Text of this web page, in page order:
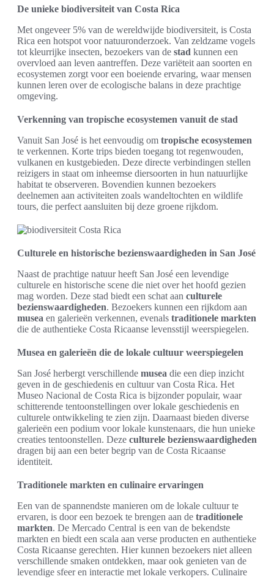
De unieke biodiversiteit van Costa Rica
Met ongeveer 5% van de wereldwijde biodiversiteit, is Costa
Rica een hotspot voor natuuronderzoek. Van zeldzame vogels
tot kleurrijke insecten, bezoekers van de stad kunnen een
overvloed aan leven aantreffen. Deze variëteit aan soorten en
ecosystemen zorgt voor een boeiende ervaring, waar mensen
kunnen leren over de ecologische balans in deze prachtige
omgeving.
Verkenning van tropische ecosystemen vanuit de stad
Vanuit San José is het eenvoudig om tropische ecosystemen
te verkennen. Korte trips bieden toegang tot regenwouden,
vulkanen en kustgebieden. Deze directe verbindingen stellen
reizigers in staat om inheemse diersoorten in hun natuurlijke
habitat te observeren. Bovendien kunnen bezoekers
deelnemen aan activiteiten zoals wandeltochten en wildlife
tours, die perfect aansluiten bij deze groene rijkdom.
Culturele en historische bezienswaardigheden in San José
Naast de prachtige natuur heeft San José een levendige
culturele en historische scene die niet over het hoofd gezien
mag worden. Deze stad biedt een schat aan culturele
bezienswaardigheden. Bezoekers kunnen een rijkdom aan
musea en galerieën verkennen, evenals traditionele markten
die de authentieke Costa Ricaanse levensstijl weerspiegelen.
Musea en galerieën die de lokale cultuur weerspiegelen
San José herbergt verschillende musea die een diep inzicht
geven in de geschiedenis en cultuur van Costa Rica. Het
Museo Nacional de Costa Rica is bijzonder populair, waar
schitterende tentoonstellingen over lokale geschiedenis en
culturele ontwikkeling te zien zijn. Daarnaast bieden diverse
galerieën een podium voor lokale kunstenaars, die hun unieke
creaties tentoonstellen. Deze culturele bezienswaardigheden
dragen bij aan een beter begrip van de Costa Ricaanse
identiteit.
Traditionele markten en culinaire ervaringen
Een van de spannendste manieren om de lokale cultuur te
ervaren, is door een bezoek te brengen aan de traditionele
markten. De Mercado Central is een van de bekendste
markten en biedt een scala aan verse producten en authentieke
Costa Ricaanse gerechten. Hier kunnen bezoekers niet alleen
verschillende smaken ontdekken, maar ook genieten van de
levendige sfeer en interactie met lokale verkopers. Culinaire